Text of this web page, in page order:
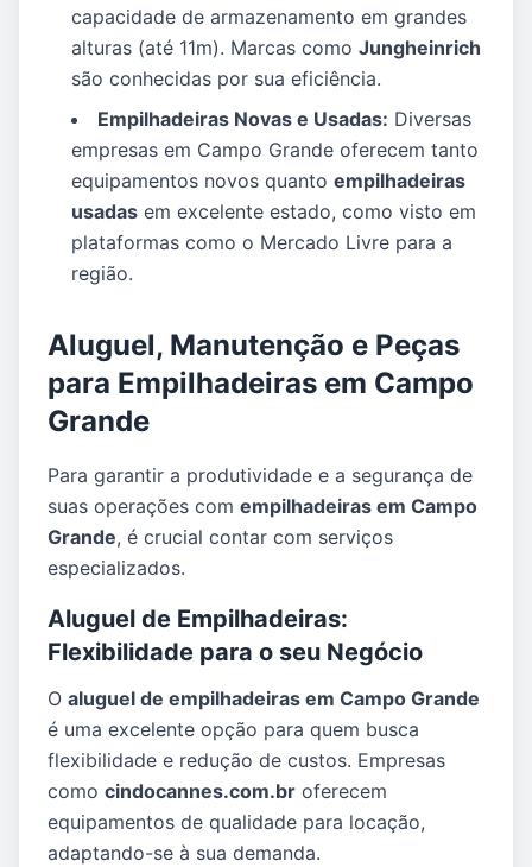
capacidade de armazenamento em grandes
alturas (até 11m). Marcas como Jungheinrich
são conhecidas por sua eficiência.
Empilhadeiras Novas e Usadas: Diversas
empresas em Campo Grande oferecem tanto
equipamentos novos quanto empilhadeiras
usadas em excelente estado, como visto em
plataformas como o Mercado Livre para a
região.
Aluguel, Manutenção e Peças
para Empilhadeiras em Campo
Grande
Para garantir a produtividade e a segurança de
suas operações com empilhadeiras em Campo
Grande, é crucial contar com serviços
especializados.
Aluguel de Empilhadeiras:
Flexibilidade para o seu Negócio
O aluguel de empilhadeiras em Campo Grande
é uma excelente opção para quem busca
flexibilidade e redução de custos. Empresas
como cindocannes.com.br oferecem
equipamentos de qualidade para locação,
adaptando-se à sua demanda.